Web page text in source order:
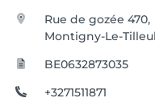
Rue de gozée 470,
Montigny-Le-Tilleul
BE0632873035
+3271511871